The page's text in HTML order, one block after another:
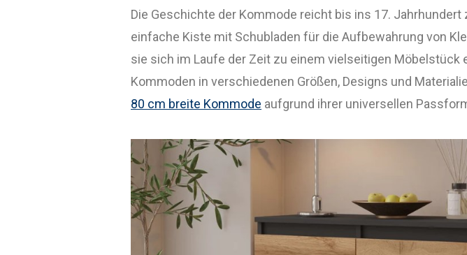
Die Geschichte der Kommode reicht bis ins 17. Jahrhundert
einfache Kiste mit Schubladen für die Aufbewahrung von
sie sich im Laufe der Zeit zu einem vielseitigen Möbelstück
Kommoden in verschiedenen Größen, Designs und
80 cm breite Kommode aufgrund ihrer universellen